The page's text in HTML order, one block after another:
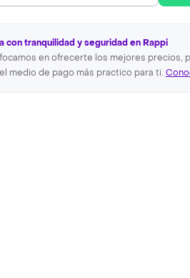
con tranquilidad y seguridad en Rappi
en ofrecerte los mejores precios,
medio de pago más practico para ti.